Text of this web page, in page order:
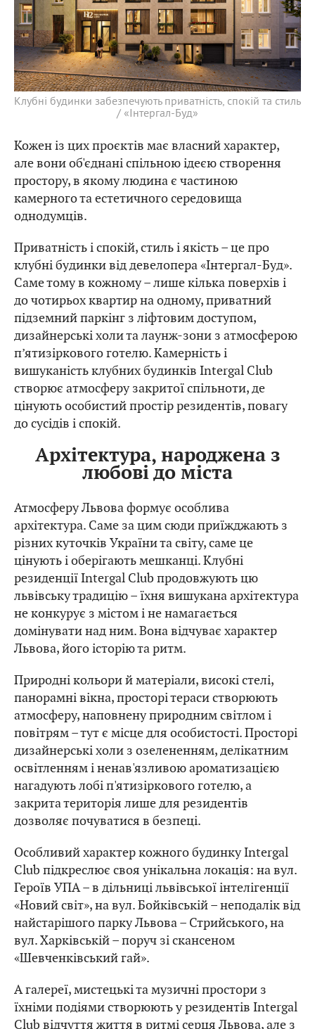
Клубні будинки забезпечують приватність, спокій та стиль
/ «Інтергал-Буд»
Кожен із цих проєктів має власний характер,
але вони об'єднані спільною ідеєю створення
простору, в якому людина є частиною
камерного та естетичного середовища
однодумців.
Приватність і спокій, стиль і якість – це про
клубні будинки від девелопера «Інтергал-Буд».
Саме тому в кожному – лише кілька поверхів і
до чотирьох квартир на одному, приватний
підземний паркінг з ліфтовим доступом,
дизайнерські холи та лаунж-зони з атмосферою
п’ятизіркового готелю. Камерність і
вишуканість клубних будинків Intergal Club
створює атмосферу закритої спільноти, де
цінують особистий простір резидентів, повагу
до сусідів і спокій.
Архітектура, народжена з
любові до міста
Атмосферу Львова формує особлива
архітектура. Саме за цим сюди приїжджають з
різних куточків України та світу, саме це
цінують і оберігають мешканці. Клубні
резиденції Intergal Club продовжують цю
львівську традицію – їхня вишукана архітектура
не конкурує з містом і не намагається
домінувати над ним. Вона відчуває характер
Львова, його історію та ритм.
Природні кольори й матеріали, високі стелі,
панорамні вікна, просторі тераси створюють
атмосферу, наповнену природним світлом і
повітрям – тут є місце для особистості. Просторі
дизайнерські холи з озелененням, делікатним
освітленням і ненав'язливою ароматизацією
нагадують лобі п'ятизіркового готелю, а
закрита територія лише для резидентів
дозволяє почуватися в безпеці.
Особливий характер кожного будинку Intergal
Club підкреслює своя унікальна локація: на вул.
Героїв УПА – в дільниці львівської інтелігенції
«Новий світ», на вул. Бойківській – неподалік від
найстарішого парку Львова – Стрийського, на
вул. Харківській – поруч зі скансеном
«Шевченківський гай».
А галереї, мистецькі та музичні простори з
їхніми подіями створюють у резидентів Intergal
Club відчуття життя в ритмі серця Львова, але з